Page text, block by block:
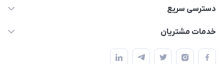
برای دریافت کدرهگیری پیامک دهید 09364926911
دسترسی سریع
حساب کاربری
خدمات مشتریان
قوانین و مقررات